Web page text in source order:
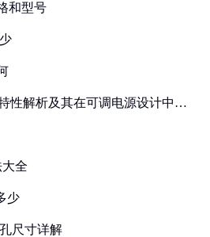
和型号
性解析及其在可调电源设计中的
全
少
尺寸详解